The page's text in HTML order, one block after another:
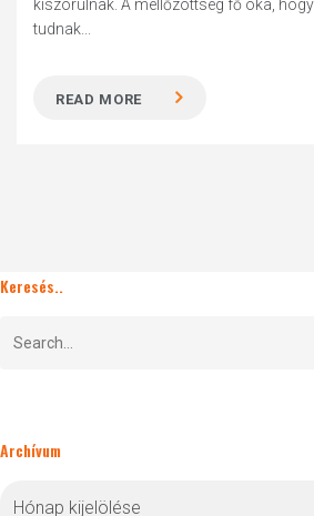
kiszorulnak. A mellőzöttség fő oka,
tudnak...
READ MORE
Keresés..
Archívum